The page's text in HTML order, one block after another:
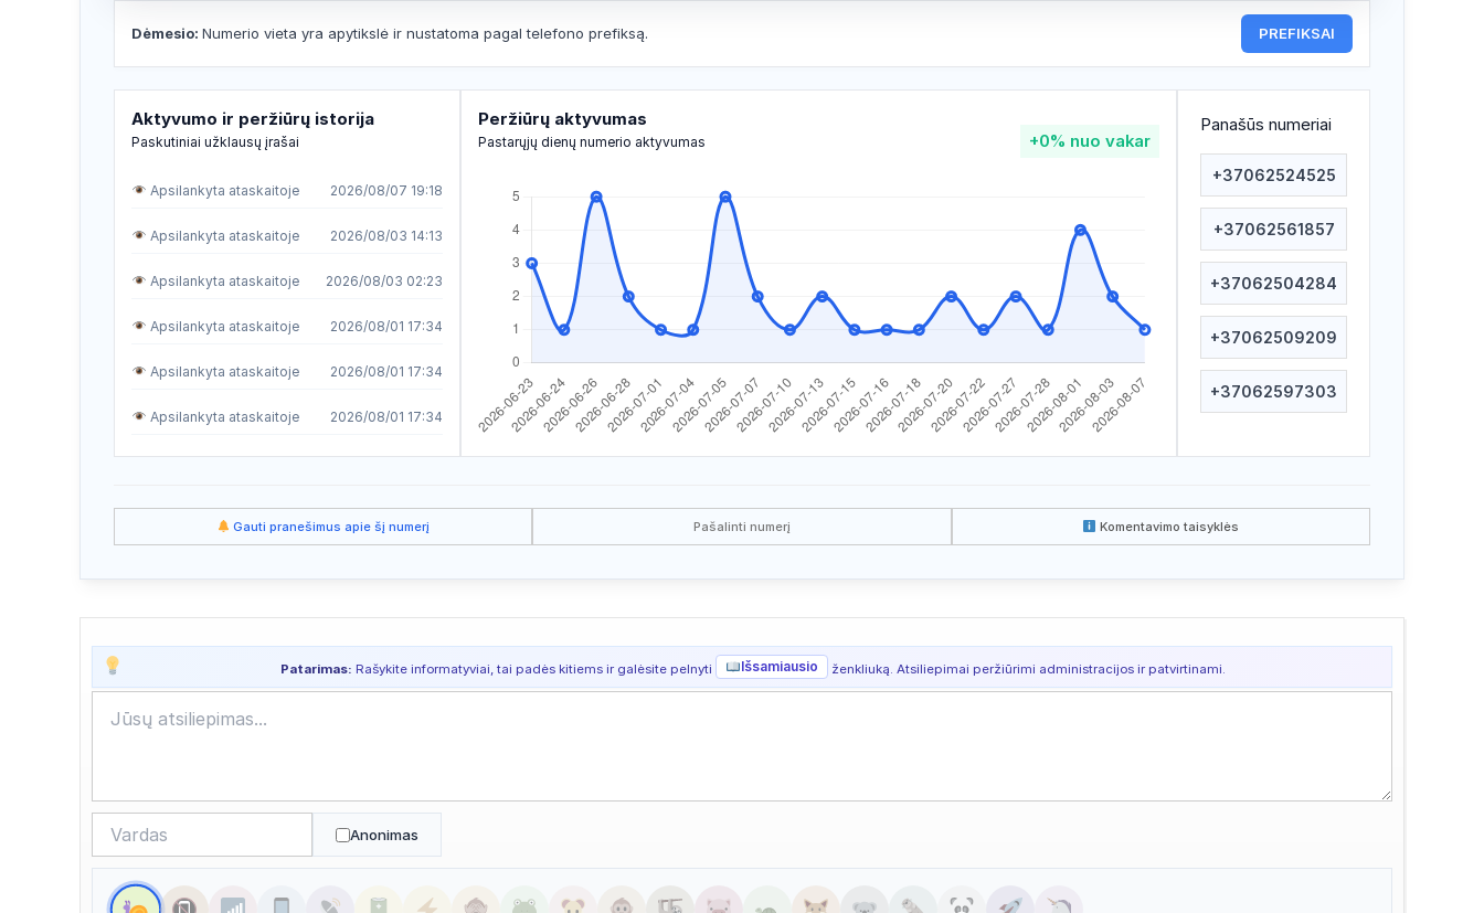
Dėmesio: Numerio vieta yra apytikslė ir nustatoma pagal telefono prefiksą. PREFIKSAI
Aktyvumo ir peržiūrų istorija
Paskutiniai užklausų įrašai
Apsilankyta ataskaitoje 2026/08/07 19:18
Apsilankyta ataskaitoje 2026/08/03 14:13
Apsilankyta ataskaitoje 2026/08/03 02:23
Apsilankyta ataskaitoje 2026/08/01 17:34
Apsilankyta ataskaitoje 2026/08/01 17:34
Apsilankyta ataskaitoje 2026/08/01 17:34
Apsilankyta ataskaitoje 2026/07/28 00:45
Apsilankyta ataskaitoje 2026/07/22 19:27
Apsilankyta ataskaitoje 2026/07/20 13:35
Apsilankyta ataskaitoje
Apsilankyta ataskaitoje 2026/07/16 10:18
Apsilankyta ataskaitoje 2026/07/15 08:35
Peržiūrų aktyvumas
Pastarųjų dienų numerio aktyvumas +0% nuo vakar
Panašūs numeriai
+37062524525
+37062561857
+37062504284
+37062509209
+37062597303
Gauti pranešimus apie šį numerį Pašalinti numerį Komentavimo taisyklės
Patarimas: Rašykite informatyviai, tai padės kitiems ir galėsite pelnyti Išsamiausio ženkliuką. Atsiliepimai peržiūrimi administracijos ir patvirtinami.
Anonimas